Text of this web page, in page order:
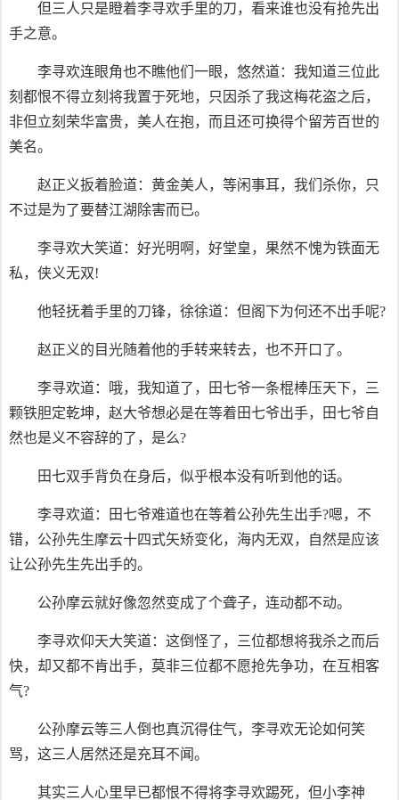
但三人只是瞪着李寻欢手里的刀，看来谁也没有抢先出
手之意。
李寻欢连眼角也不瞧他们一眼，悠然道：我知道三位此
刻都恨不得立刻将我置于死地，只因杀了我这梅花盗之后，
非但立刻荣华富贵，美人在抱，而且还可换得个留芳百世的
美名。
赵正义扳着脸道：黄金美人，等闲事耳，我们杀你，只
不过是为了要替江湖除害而已。
李寻欢大笑道：好光明啊，好堂皇，果然不愧为铁面无
私，侠义无双!
他轻抚着手里的刀锋，徐徐道：但阁下为何还不出手呢?
赵正义的目光随着他的手转来转去，也不开口了。
李寻欢道：哦，我知道了，田七爷一条棍棒压天下，三
颗铁胆定乾坤，赵大爷想必是在等着田七爷出手，田七爷自
然也是义不容辞的了，是么?
田七双手背负在身后，似乎根本没有听到他的话。
李寻欢道：田七爷难道也在等着公孙先生出手?嗯，不
错，公孙先生摩云十四式矢矫变化，海内无双，自然是应该
让公孙先生先出手的。
公孙摩云就好像忽然变成了个聋子，连动都不动。
李寻欢仰天大笑道：这倒怪了，三位都想将我杀之而后
快，却又都不肯出手，莫非三位都不愿抢先争功，在互相客
气?
公孙摩云等三人倒也真沉得住气，李寻欢无论如何笑
骂，这三人居然还是充耳不闻。
其实三人心里早已都恨不得将李寻欢踢死，但小李神